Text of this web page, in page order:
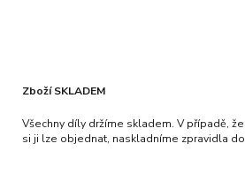
Zboží SKLADEM
Všechny díly držíme skladem. V případě,
si ji lze objednat, naskladníme zpravidla